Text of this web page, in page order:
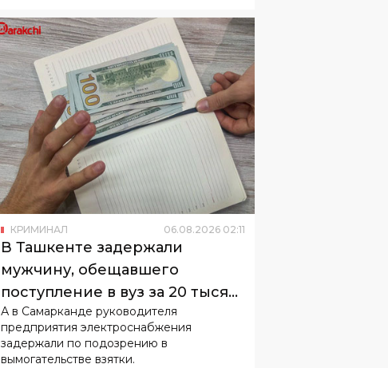
КРИМИНАЛ 06.08.2026 02:11
В Ташкенте задержали
мужчину, обещавшего
поступление в вуз за 20 тысяч
долларов
А в Самарканде руководителя
предприятия электроснабжения
задержали по подозрению в
вымогательстве взятки.